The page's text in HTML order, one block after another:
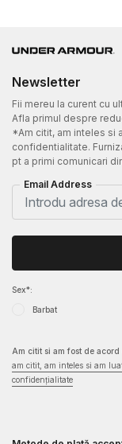
Newsletter
Fii mereu la curent cu
Afla primul despre
*Am citit, am inteles si
confidentialitate.
pt a primi comunicari
Email Address
Sex*:
Barbat
Am citit si am fost de acord
am citit, am inteles si am
confidențialitate